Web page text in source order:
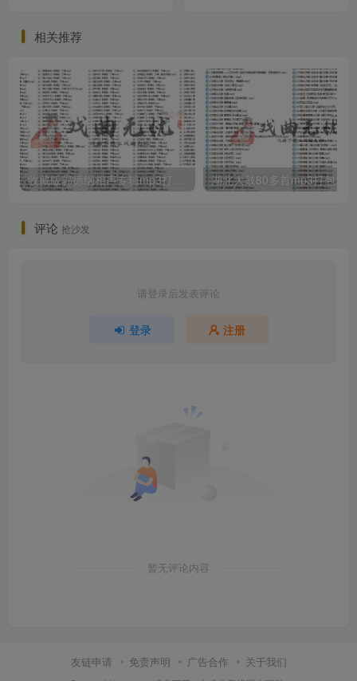
相关推荐
评论 抢沙发
请登录后发表评论
登录 注册
暂无评论内容
友链申请 免责声明 广告合作 关于我们